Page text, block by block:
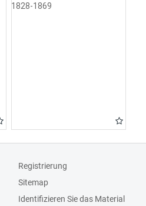
und
1828-1869
Registrierung
Sitemap
Identifizieren Sie das Material